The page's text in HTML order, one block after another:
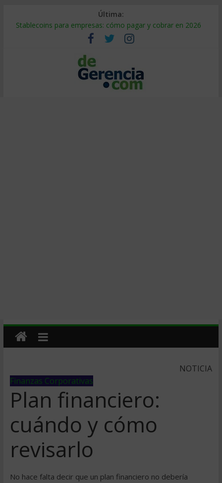
Última:
Stablecoins para empresas: cómo pagar y cobrar en 2026
Despido silencioso: qué es y por qué sale tan caro
IA en selección de personal: cómo auditarla a tiempo
Trabajo forzoso en la cadena de suministro: qué hacer
Mercado hispano de EE. UU.: cómo segmentarlo y venderle
NOTICIA
Finanzas Corporativas
Plan financiero:
cuándo y cómo
revisarlo
No hace falta decir que un plan financiero no debería